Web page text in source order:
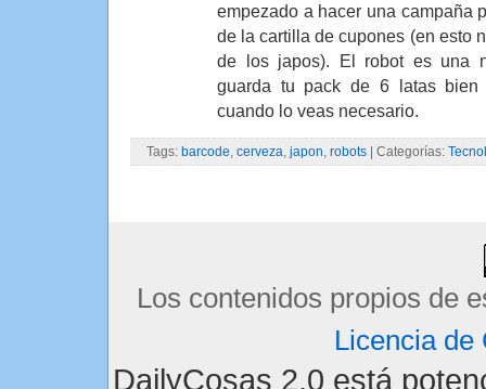
empezado a hacer una campaña
de la cartilla de cupones (en esto
de los japos). El robot es una
guarda tu pack de 6 latas
cuando lo veas necesario.
Tags: barcode, cerveza, japon, robots | Categorías:
Los contenidos propios de
Licencia de
DailyCosas 2.0 está